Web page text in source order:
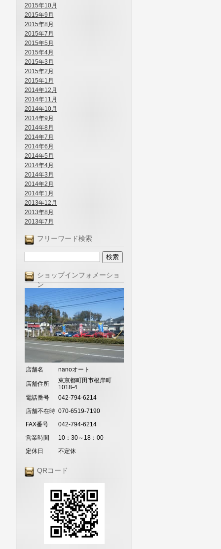
2015年10月
2015年9月
2015年8月
2015年7月
2015年5月
2015年4月
2015年3月
2015年2月
2015年1月
2014年12月
2014年11月
2014年10月
2014年9月
2014年8月
2014年7月
2014年6月
2014年5月
2014年4月
2014年3月
2014年2月
2014年1月
2013年12月
2013年8月
2013年7月
フリーワード検索
ショップインフォメーショ
ン
店舗名 nanoオート
店舗住所
東京都町田市根岸町
1018-4
電話番号
042-794-6214
店舗不在時 070-6519-7190
FAX番号
042-794-6214
営業時間
10：30～18：00
定休日
不定休
QRコード